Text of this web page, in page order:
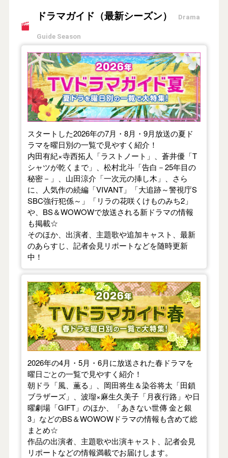
ドラマガイド（最新シーズン） Drama
Guide Season
【2026年夏】TVドラマガイド
スタートした2026年の7月・8月・9月放送の夏ド
ラマを曜日別の一覧で見やすく紹介！
内田有紀×寺西拓人「ラストノート」、蒼井優「T
シャツが乾くまで」、松村北斗「告白－25年目の
秘密－」、山田涼介「一次元の挿し木」、さら
に、人気作の続編「VIVANT」「大追跡～警視庁S
SBC強行犯係～」「リラの花咲くけものみち2」
や、BS＆WOWOWで放送される新ドラマの情報
も掲載☆
そのほか、出演者、主題歌や追加キャスト、最新
のあらすじ、記者会見リポートなどを随時更新
中！
【2026年春】TVドラマガイド
2026年の4月・5月・6月に放送された春ドラマを
曜日ごとの一覧で見やすく紹介！
朝ドラ「風、薫る」、岡田将生＆染谷将太「田鎖
ブラザーズ」、波瑠×麻生久美子「月夜行路」や日
曜劇場「GIFT」のほか、「あきない世傳 金と銀
3」などのBS＆WOWOWドラマの情報も含めて総
まとめ☆
作品の出演者、主題歌や出演キャスト、記者会見
リポートなどの情報満載でお届けします。